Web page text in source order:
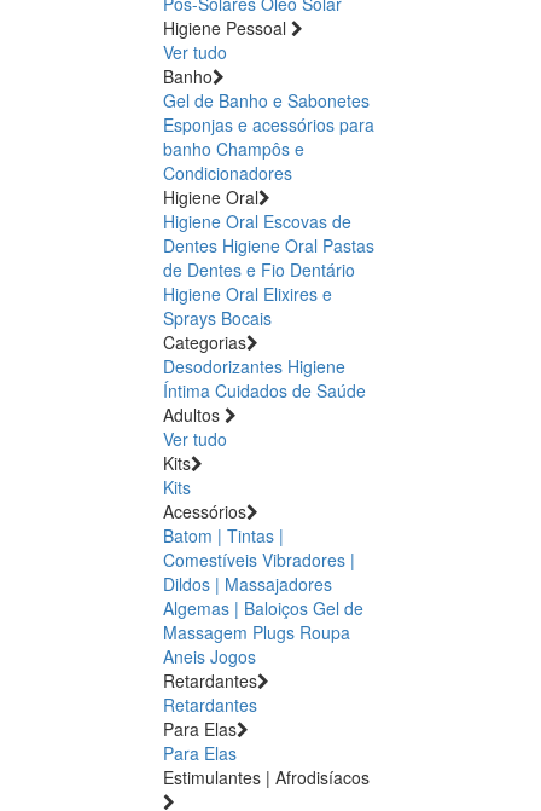
Higiene Pessoal
Ver tudo
Banho
Gel de Banho e Sabonetes
Esponjas e acessórios para
banho Champôs e
Condicionadores
Higiene Oral
Higiene Oral Escovas de
Dentes Higiene Oral Pastas
de Dentes e Fio Dentário
Higiene Oral Elixires e
Sprays Bocais
Categorias
Desodorizantes Higiene
Íntima Cuidados de Saúde
Adultos
Ver tudo
Kits
Kits
Acessórios
Batom | Tintas |
Comestíveis Vibradores |
Dildos | Massajadores
Algemas | Baloiços Gel de
Massagem Plugs Roupa
Aneis Jogos
Retardantes
Retardantes
Para Elas
Para Elas
Estimulantes | Afrodisíacos